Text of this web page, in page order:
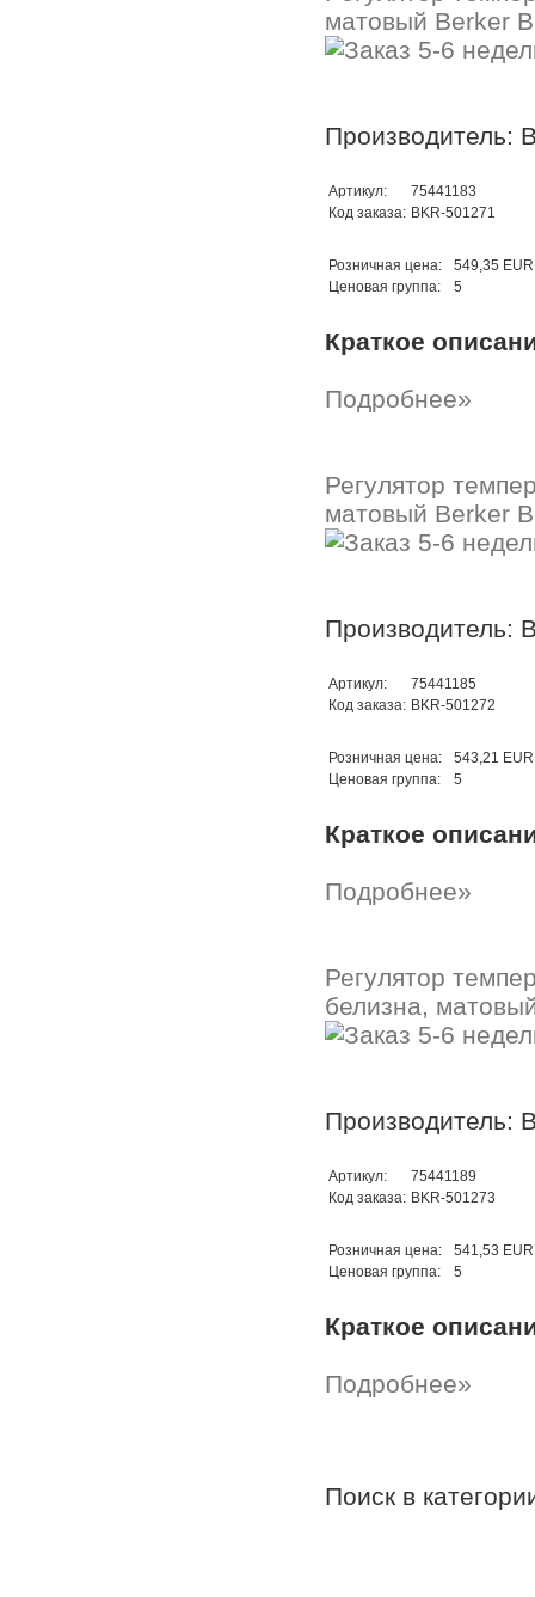
матовый Berker
Производитель:
Артикул:
75441183
Код заказа: BKR-501271
Розничная цена:
549,35 EUR
Ценовая группа:
5
Краткое
Подробнее»
Регулятор
матовый Berker
Производитель:
Артикул:
75441185
Код заказа: BKR-501272
Розничная цена:
543,21 EUR
Ценовая группа:
5
Краткое
Подробнее»
Регулятор
белизна,
Производитель:
Артикул:
75441189
Код заказа: BKR-501273
Розничная цена:
541,53 EUR
Ценовая группа:
5
Краткое
Подробнее»
Поиск в